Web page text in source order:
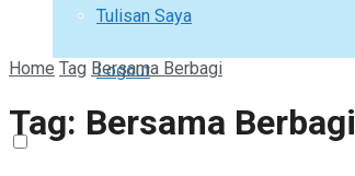
Tulisan Saya
Logout
Home Tag Bersama Berbagi
Tag: Bersama Berbagi